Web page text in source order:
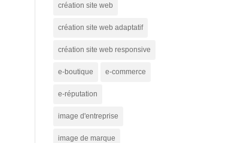
création site web
création site web adaptatif
création site web responsive
e-boutique e-commerce
e-réputation
image d'entreprise
image de marque